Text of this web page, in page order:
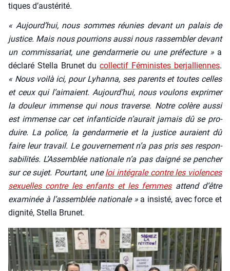
tiques d’austérité.
« Aujourd’hui, nous sommes réunies devant un palais de
jus­tice. Mais nous pour­rions aus­si nous ras­sem­bler devant
un com­mis­sa­riat, une gen­dar­me­rie ou une pré­fec­ture »a
décla­ré Stel­la Bru­net ducol­lec­tif Fémi­nistes ber­jal­liennes.
« Nous voi­là ici, pour Lyhan­na, ses parents et toutes celles
et ceux qui l’aimaient. Aujourd’hui, nous vou­lons expri­mer
la dou­leur immense qui nous tra­verse. Notre colère aus­si
est immense car cet infan­ti­cide n’aurait jamais dû se pro­
duire. La police, la gen­dar­me­rie et la jus­tice auraient dû
faire leur tra­vail. Le gou­ver­ne­ment n’a pas pris ses res­pon­
sa­bi­li­tés. L’Assemblée natio­nale n’a pas dai­gné se pen­cher
sur ce sujet. Pour­tant, uneloi inté­grale contre les vio­lences
sexuelles contre les enfants et les femmesattend d’être
exa­mi­née à l’assemblée natio­nale » a insis­té, avec force et
digni­té, Stel­la Bru­net.